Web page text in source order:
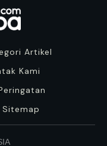
Artikel
Kami
Sitemap